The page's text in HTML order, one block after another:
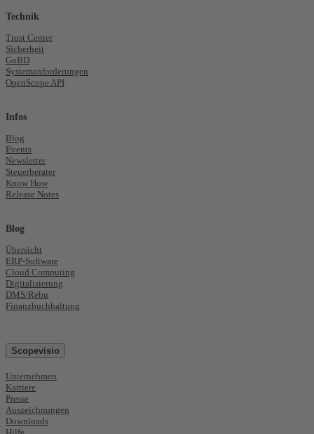
Technik
Trust Center
Sicherheit
GoBD
Systemanforderungen
OpenScope API
Infos
Blog
Events
Newsletter
Steuerberater
Know How
Release Notes
Blog
Übersicht
ERP-Software
Cloud Computing
Digitalisierung
DMS/Rebu
Finanzbuchhaltung
Scopevisio
Unternehmen
Karriere
Presse
Auszeichnungen
Downloads